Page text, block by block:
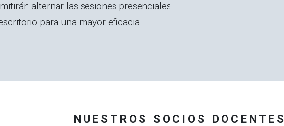
alternar las sesiones presenciales
para una mayor eficacia.
NUESTROS SOCIOS DOCENTES